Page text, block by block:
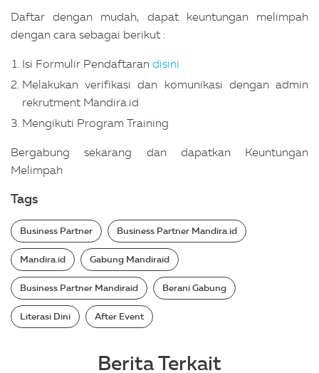
Daftar dengan mudah, dapat keuntungan melimpah
dengan cara sebagai berikut :
Isi Formulir Pendaftaran disini
Melakukan verifikasi dan komunikasi dengan admin
rekrutment Mandira.id
Mengikuti Program Training
Bergabung sekarang dan dapatkan Keuntungan
Melimpah
Tags
Business Partner Business Partner Mandira.id
Mandira.id Gabung Mandiraid
Business Partner Mandiraid Berani Gabung
Literasi Dini After Event
Berita Terkait